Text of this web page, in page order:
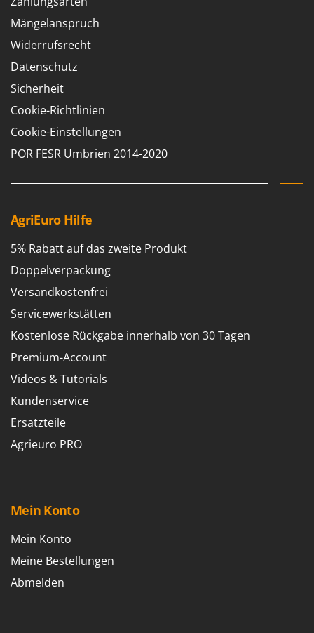
Klimaanlagen – Klimageräte
Knetmaschinen
Knochensägen
Kompressoren - elektrisch
Kompressoren für Ernte und Baumschnitt
Kreiseleggen
Küchenreiben - elektrisch
Kükenaufzuchtboxen
L
Laubsauger - Laubbläser
Luftkühler mit Wasserverdunstung
M
Mähroboter
Maisentkörnungsmaschinen
Manuelle Heckenscheren
Mehrzweck-Sauggeräte
Minibacköfen
Motorhacken - Gartenfräsen
Motorspritzen
N
Notstromaggregat
O
Obstmühlen Obsthäcksler Obstmuser
Obstpressen
E
Echo
EcoFlow
Edilmark
Effeuno
Einhell
Elegen
Energy Gruppi
Enotecnica Pillan
EuroMech
Eurosystems
F
FAC
Ferrari Group
Ferroni
Ferrua
FIAC
Fimar
FINI
Fiorentini
Fiskars
Mängelanspruch
Widerrufsrecht
Datenschutz
Sicherheit
Cookie-Richtlinien
Cookie-Einstellungen
POR FESR Umbrien 2014-2020
AgriEuro Hilfe
5% Rabatt auf das zweite Produkt
Doppelverpackung
Versandkostenfrei
Servicewerkstätten
Kostenlose Rückgabe innerhalb von 30 Tagen
Premium-Account
Videos & Tutorials
Kundenservice
Ersatzteile
Agrieuro PRO
Mein Konto
Mein Konto
Meine Bestellungen
Abmelden